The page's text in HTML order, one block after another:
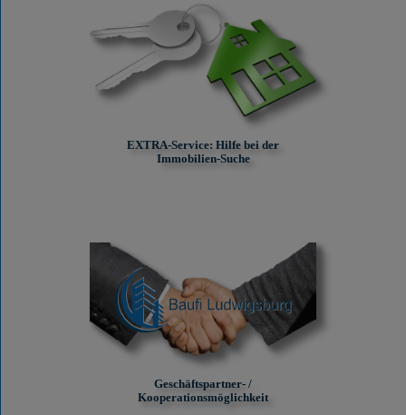
EXTRA-Service: Hilfe bei der
Immobilien-Suche
Geschäftspartner- /
Kooperationsmöglichkeit